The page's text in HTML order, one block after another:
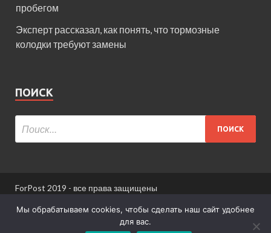
пробегом
Эксперт рассказал, как понять, что тормозные
колодки требуют замены
ПОИСК
ForPost 2019 - все права защищены
При использовании материалов сайта ссылка
Мы обрабатываем cookies, чтобы сделать наш сайт удобнее
для вас.